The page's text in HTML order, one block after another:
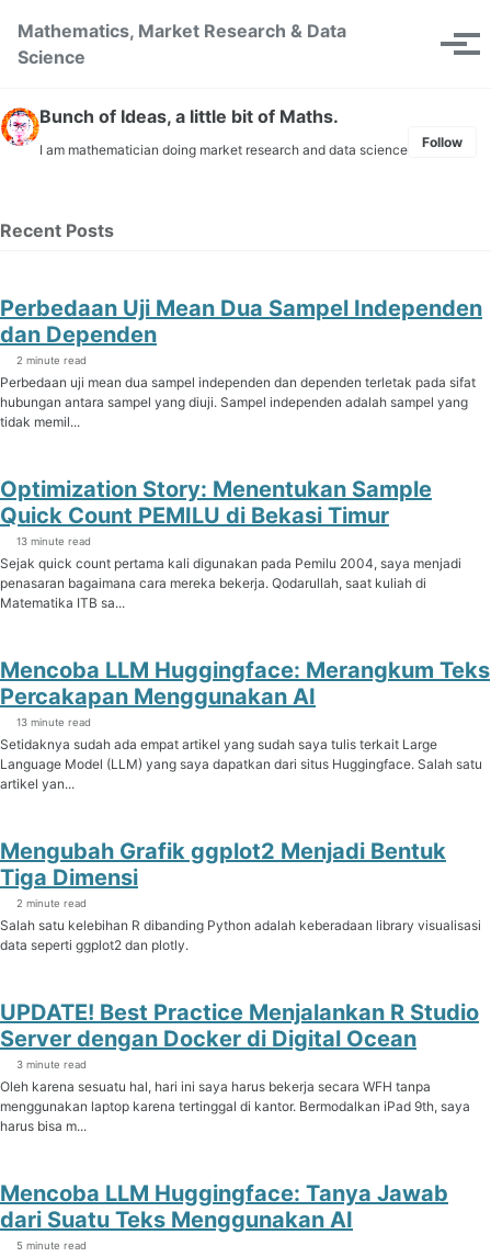
Mathematics, Market Research & Data
Science
Toggle
Bunch of Ideas, a little bit of Maths.
I am mathematician doing market research and data science Follow
Recent Posts
Perbedaan Uji Mean Dua Sampel Independen
dan Dependen
2 minute read
Perbedaan uji mean dua sampel independen dan dependen terletak pada sifat
hubungan antara sampel yang diuji. Sampel independen adalah sampel yang
tidak memil...
Optimization Story: Menentukan Sample
Quick Count PEMILU di Bekasi Timur
13 minute read
Sejak quick count pertama kali digunakan pada Pemilu 2004, saya menjadi
penasaran bagaimana cara mereka bekerja. Qodarullah, saat kuliah di
Matematika ITB sa...
Mencoba LLM Huggingface: Merangkum Teks
Percakapan Menggunakan AI
13 minute read
Setidaknya sudah ada empat artikel yang sudah saya tulis terkait Large
Language Model (LLM) yang saya dapatkan dari situs Huggingface. Salah satu
artikel yan...
Mengubah Grafik ggplot2 Menjadi Bentuk
Tiga Dimensi
2 minute read
Salah satu kelebihan R dibanding Python adalah keberadaan library visualisasi
data seperti ggplot2 dan plotly.
UPDATE! Best Practice Menjalankan R Studio
Server dengan Docker di Digital Ocean
3 minute read
Oleh karena sesuatu hal, hari ini saya harus bekerja secara WFH tanpa
menggunakan laptop karena tertinggal di kantor. Bermodalkan iPad 9th, saya
harus bisa m...
Mencoba LLM Huggingface: Tanya Jawab
dari Suatu Teks Menggunakan AI
5 minute read